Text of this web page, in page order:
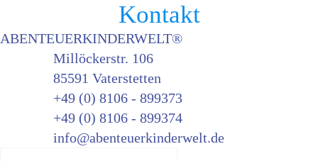
Kontakt
ABENTEUERKINDERWELT®
Millöckerstr. 106
85591 Vaterstetten
+49 (0) 8106 - 899373
+49 (0) 8106 - 899374
info@abenteuerkinderwelt.de